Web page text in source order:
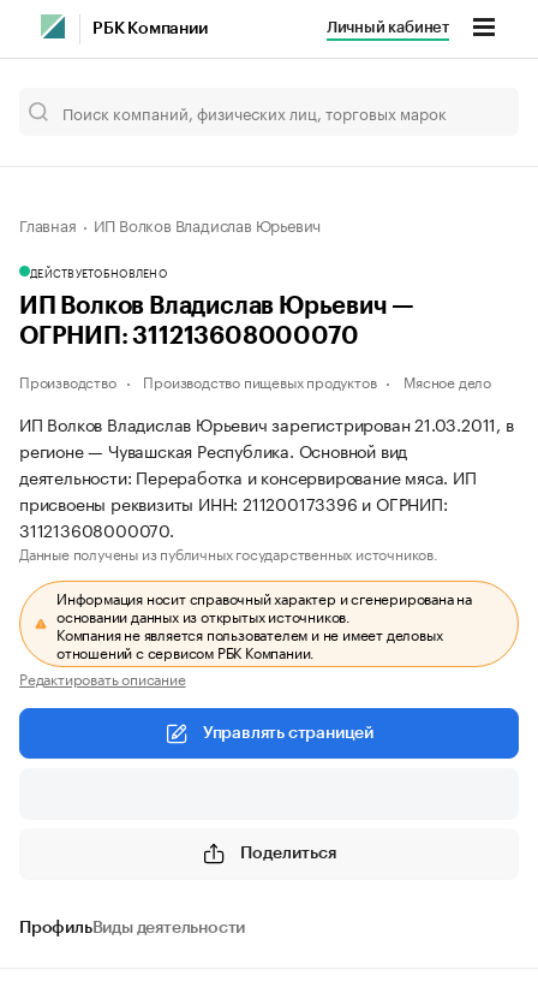
РБК Компании Личный кабинет
Главная ИП Волков Владислав Юрьевич
ДЕЙСТВУЕТОБНОВЛЕНО
ИП Волков Владислав Юрьевич —
ОГРНИП: 311213608000070
Производство Производство пищевых продуктов Мясное дело
ИП Волков Владислав Юрьевич зарегистрирован 21.03.2011, в
регионе — Чувашская Республика. Основной вид
деятельности: Переработка и консервирование мяса. ИП
присвоены реквизиты ИНН: 211200173396 и ОГРНИП:
311213608000070.
Данные получены из публичных государственных источников.
Информация носит справочный характер и сгенерирована на
основании данных из открытых источников.
Компания не является пользователем и не имеет деловых
отношений с сервисом РБК Компании.
Редактировать описание
Управлять страницей
Поделиться
ПрофильВиды деятельности